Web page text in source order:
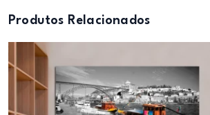
Produtos Relacionados